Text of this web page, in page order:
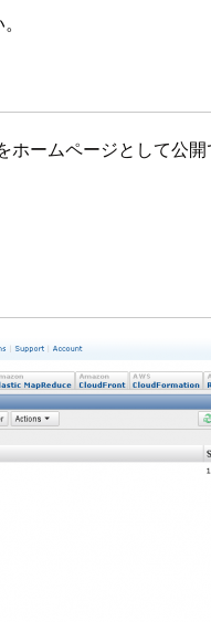
ームページとして公